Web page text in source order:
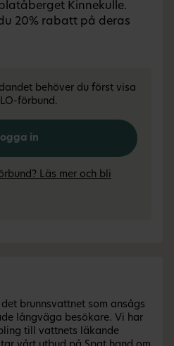
Kinnekulle.
20% rabatt på deras
behöver du först visa
förbund.
in
Läs mer och bli
brunnsvattnet som ansågs
långväga besökare. Vi har
till vattnets läkande